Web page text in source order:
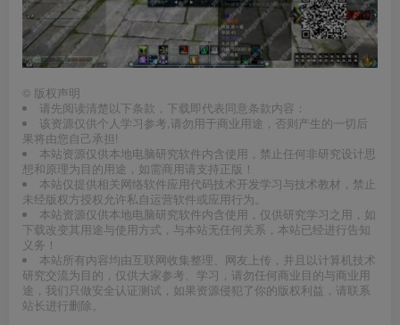
© 版权声明
请先阅读清楚以下条款，下载即代表同意条款内容：
该资源仅供个人学习参考,请勿用于商业用途，否则产生的一切后
果将由您自己承担!
本站资源仅供本地电脑研究软件内含使用，禁止任何非研究设计思
想和原理为目的用途，如需商用请支持正版！
本站仅提供相关网络软件应用代码技术开发学习与技术教材，禁止
未经版权方授权允许私自运营软件或应用行为。
本站资源仅供本地电脑研究软件内含使用，仅供研究学习之用，如
下载改变其用途与使用方式，与本站无任何关系，本站已经进行告知
义务！
本站所有内容均由互联网收集整理、网友上传，并且以计算机技术
研究交流为目的，仅供大家参考、学习，请勿任何商业目的与商业用
途，我们只做安全认证测试，如果资源侵犯了你的版权利益，请联系
站长进行删除。